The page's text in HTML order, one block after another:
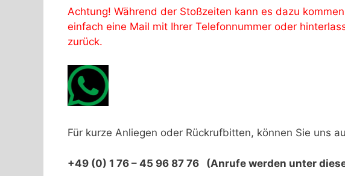
Achtung! Während der Stoßzeiten kann es dazu
einfach eine Mail mit Ihrer Telefonnummer oder
zurück.
Für kurze Anliegen oder Rückrufbitten, können Sie uns
+49 (0) 1 76 – 45 96 87 76 (Anrufe werden unter